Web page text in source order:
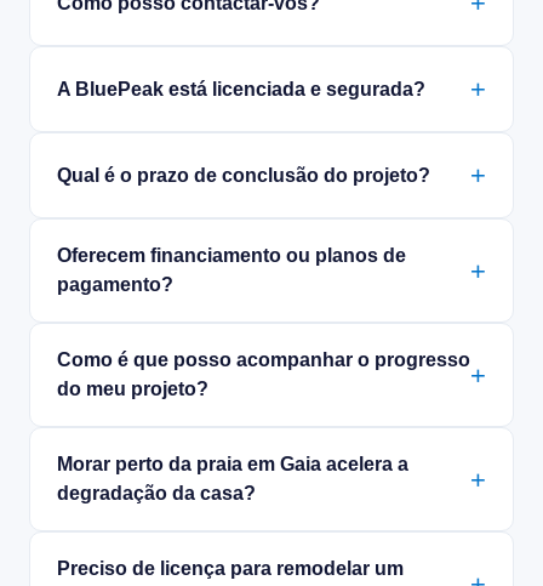
A BluePeak está licenciada e segurada?
Qual é o prazo de conclusão do projeto?
Oferecem financiamento ou planos de
pagamento?
Como é que posso acompanhar o progresso
do meu projeto?
Morar perto da praia em Gaia acelera a
degradação da casa?
Preciso de licença para remodelar um